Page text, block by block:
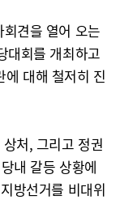
견을 열어 오는
대회를 개최하고
에 대해 철저히 진
처, 그리고 정권
내 갈등 상황에
방선거를 비대위